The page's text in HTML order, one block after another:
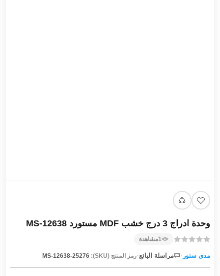
وحدة ادراج 3 درج خشب MDF مستورد MS-12638
1مشاهدة
مدى ستور · مراسلة البائع·رمز المنتج (SKU): MS-12638-25276